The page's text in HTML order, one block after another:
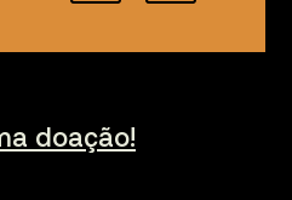
doação!